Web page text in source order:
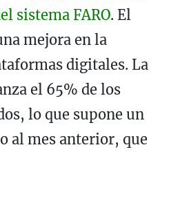
sistema FARO. El
mejora en la
digitales. La
el 65% de los
lo que supone un
al mes anterior, que